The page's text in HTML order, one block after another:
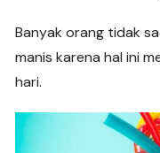
Banyak orang tidak
manis karena hal ini
hari.